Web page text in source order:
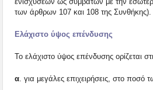
των άρθρων 107 και 108 της Συνθήκης).
Ελάχιστο ύψος επένδυσης
Το ελάχιστο ύψος επένδυσης ορίζεται
α. για μεγάλες επιχειρήσεις, στο ποσό